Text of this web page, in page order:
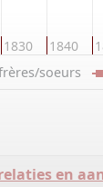
1830 1840
soeurs
en